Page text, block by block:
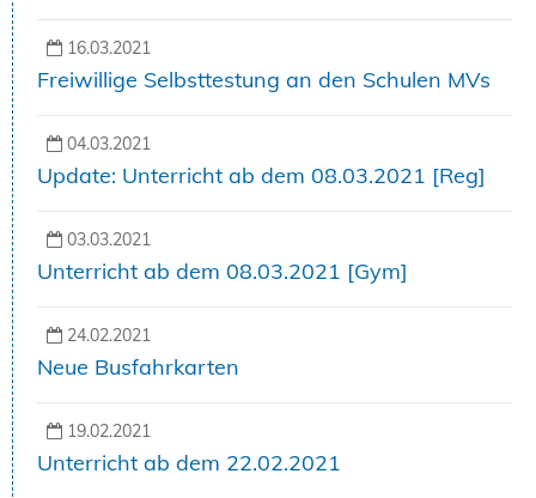
16.03.2021
Freiwillige Selbsttestung an den Schulen MVs
04.03.2021
Update: Unterricht ab dem 08.03.2021 [Reg]
03.03.2021
Unterricht ab dem 08.03.2021 [Gym]
24.02.2021
Neue Busfahrkarten
19.02.2021
Unterricht ab dem 22.02.2021